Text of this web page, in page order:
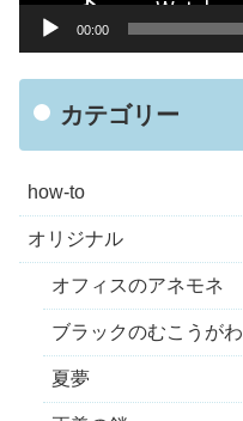
00:00
カテゴリー
how-to
オリジナル
オフィスのアネモネ
ブラックのむこうがわ
夏夢